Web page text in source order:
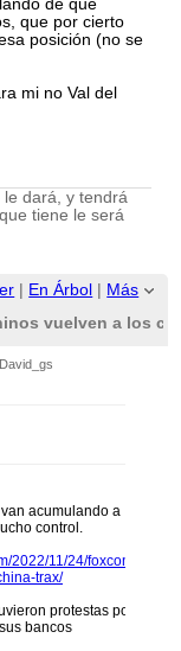
de que
que por cierto
posición (no se
mi no Val del
dará, y tendrá
tiene le será
En Árbol
Más
vuelven a los
acumulando a
control.
2022/11/24/foxconn-
trax/
protestas por
bancos